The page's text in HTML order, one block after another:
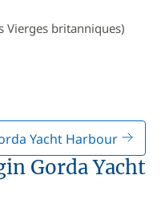
Vierges britanniques)
Yacht Harbour
Gorda Yacht